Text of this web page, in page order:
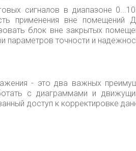
сигналов в диапазоне
применения вне помещений
блок вне закрытых
параметров точности и
- это два важных
с диаграммами и
доступ к корректировке